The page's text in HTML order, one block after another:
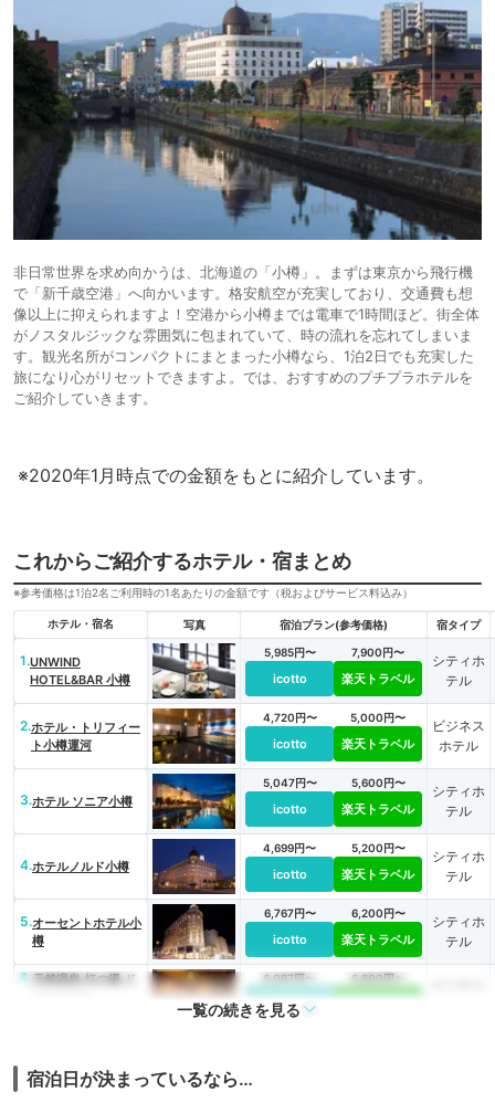
非日常世界を求め向かうは、北海道の「小樽」。まずは東京から飛行機
で「新千歳空港」へ向かいます。格安航空が充実しており、交通費も想
像以上に抑えられますよ！空港から小樽までは電車で1時間ほど。街全体
がノスタルジックな雰囲気に包まれていて、時の流れを忘れてしまいま
す。観光名所がコンパクトにまとまった小樽なら、1泊2日でも充実した
旅になり心がリセットできますよ。では、おすすめのプチプラホテルを
ご紹介していきます。
※2020年1月時点での金額をもとに紹介しています。
これからご紹介するホテル・宿まとめ
※参考価格は1泊2名ご利用時の1名あたりの金額です（税およびサービス料込み）
ホテル・宿名 写真 宿泊プラン(参考価格) 宿タイプ
1.UNWIND
HOTEL&BAR 小樽
5,985円〜
icotto
7,900円〜
楽天トラベル
シティホ
テル
2.ホテル・トリフィー
ト小樽運河
4,720円〜
icotto
5,000円〜
楽天トラベル
ビジネス
ホテル
3.ホテル ソニア小樽
5,047円〜
icotto
5,600円〜
楽天トラベル
シティホ
テル
4.ホテルノルド小樽
4,699円〜
icotto
5,200円〜
楽天トラベル
シティホ
テル
5.オーセントホテル小
樽
6,767円〜
icotto
6,200円〜
楽天トラベル
シティホ
テル
6.天然温泉 灯の湯 ド
6,087円〜
icotto
6,800円〜
ホテル
一覧の続きを見る
宿泊日が決まっているなら…